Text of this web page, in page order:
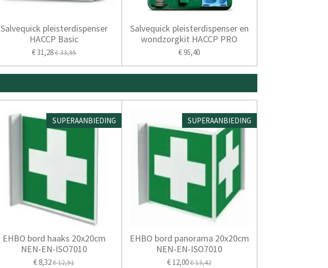
Salvequick pleisterdispenser
HACCP Basic
€ 31,28€ 33,95
Salvequick pleisterdispenser en
wondzorgkit HACCP PRO
€ 95,40
SUPERAANBIEDING
EHBO bord haaks 20x20cm
NEN-EN-ISO7010
€ 8,32€ 12,91
SUPERAANBIEDING
EHBO bord panorama 20x20cm
NEN-EN-ISO7010
€ 12,00€ 13,42